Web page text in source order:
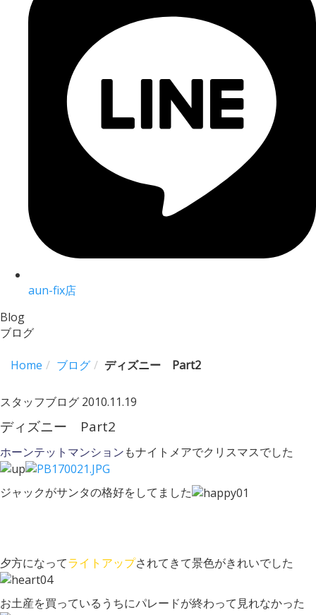
aun-fix店
Blog
ブログ
Home ブログ ディズニー Part2
スタッフブログ 2010.11.19
ディズニー Part2
ホーンテットマンションもナイトメアでクリスマスでした
ジャックがサンタの格好をしてました
夕方になってライトアップされてきて景色がきれいでした
お土産を買っているうちにパレードが終わって見れなかった